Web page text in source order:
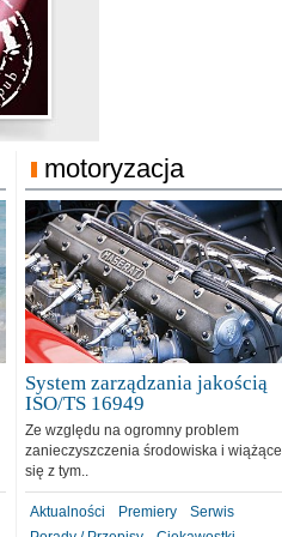
motoryzacja
System zarządzania jakością
ISO/TS 16949
Ze względu na ogromny problem
zanieczyszczenia środowiska i wiążące
się z tym..
Aktualności Premiery
Serwis